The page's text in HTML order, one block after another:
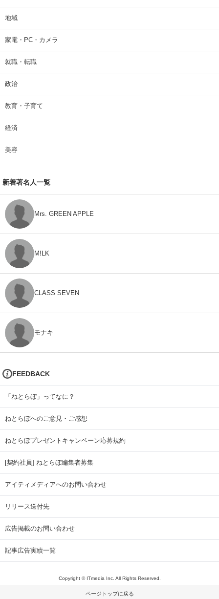
地域
家電・PC・カメラ
就職・転職
政治
教育・子育て
経済
美容
新着著名人一覧
Mrs. GREEN APPLE
M!LK
CLASS SEVEN
モナキ
FEEDBACK
「ねとらぼ」ってなに？
ねとらぼへのご意見・ご感想
ねとらぼプレゼントキャンペーン応募規約
[契約社員] ねとらぼ編集者募集
アイティメディアへのお問い合わせ
リリース送付先
広告掲載のお問い合わせ
記事広告実績一覧
Copyright © ITmedia Inc. All Rights Reserved.
ページトップに戻る